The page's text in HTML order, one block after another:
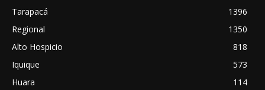
Tarapacá
1396
Regional
1350
Alto Hospicio
818
Iquique
573
Huara
114